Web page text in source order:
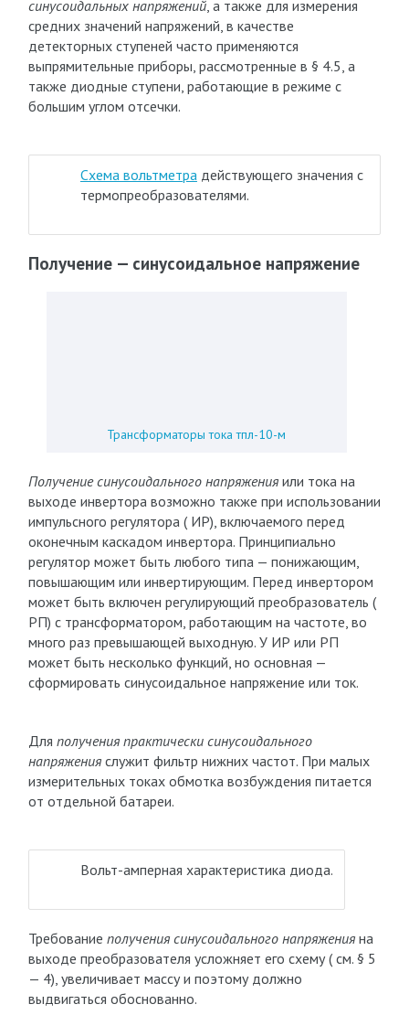
синусоидальных напряжений, а также для измерения
средних значений напряжений, в качестве
детекторных ступеней часто применяются
выпрямительные приборы, рассмотренные в § 4.5, а
также диодные ступени, работающие в режиме с
большим углом отсечки.
Схема вольтметрадействующего значения с
термопреобразователями.
Получение — синусоидальное напряжение
Трансформаторы тока тпл-10-м
Получение синусоидального напряженияили тока на
выходе инвертора возможно также при использовании
импульсного регулятора ( ИР), включаемого перед
оконечным каскадом инвертора. Принципиально
регулятор может быть любого типа — понижающим,
повышающим или инвертирующим. Перед инвертором
может быть включен регулирующий преобразователь (
РП) с трансформатором, работающим на частоте, во
много раз превышающей выходную. У ИР или РП
может быть несколько функций, но основная —
сформировать синусоидальное напряжение или ток.
Для получения практически синусоидального
напряженияслужит фильтр нижних частот. При малых
измерительных токах обмотка возбуждения питается
от отдельной батареи.
Вольт-амперная характеристика диода.
Требование получения синусоидального напряженияна
выходе преобразователя усложняет его схему ( см. § 5
— 4), увеличивает массу и поэтому должно
выдвигаться обоснованно.